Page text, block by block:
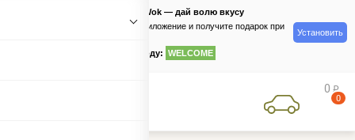
PizzaSushiWok — дай волю вкусу
Скачайте приложение и получите подарок при
по промокоду: WELCOME
Установить
0 руб
0